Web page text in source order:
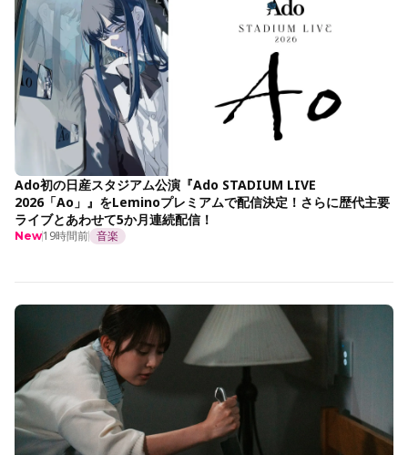
Ado初の日産スタジアム公演『Ado STADIUM LIVE
2026「Ao」』をLeminoプレミアムで配信決定！さらに歴代主要
ライブとあわせて5か月連続配信！
New19時間前 音楽